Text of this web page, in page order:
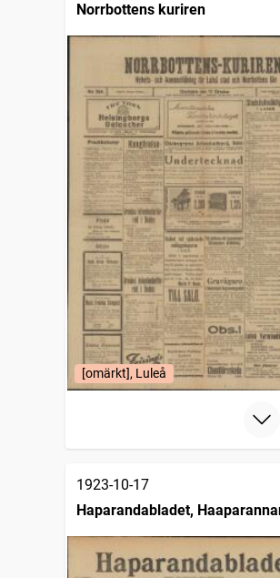
Norrbottens kuriren
[omärkt], Luleå
1923-10-17
Haparandabladet,